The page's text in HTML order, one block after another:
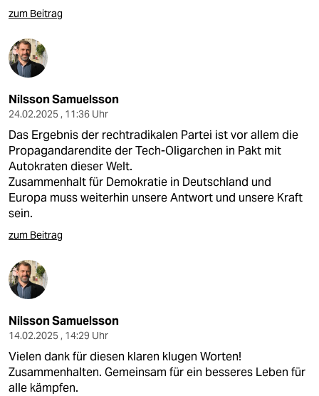
zum Beitrag
Nilsson Samuelsson
24.02.2025 , 11:36 Uhr
Das Ergebnis der rechtradikalen Partei ist vor allem die
Propagandarendite der Tech-Oligarchen in Pakt mit
Autokraten dieser Welt.
Zusammenhalt für Demokratie in Deutschland und
Europa muss weiterhin unsere Antwort und unsere Kraft
sein.
zum Beitrag
Nilsson Samuelsson
14.02.2025 , 14:29 Uhr
Vielen dank für diesen klaren klugen Worten!
Zusammenhalten. Gemeinsam für ein besseres Leben für
alle kämpfen.